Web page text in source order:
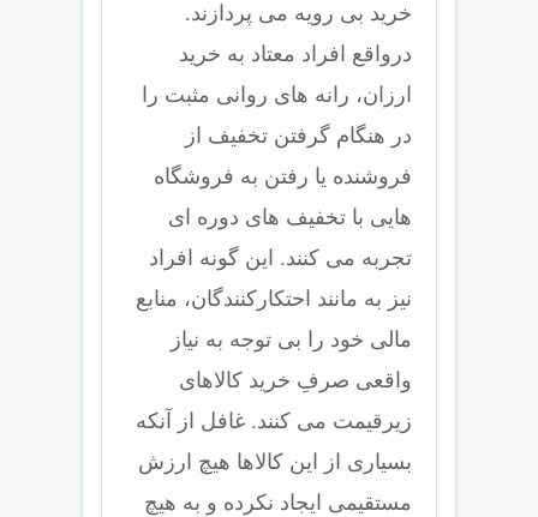
خرید بی رویه می پردازند.
درواقع افراد معتاد به خرید
ارزان، رانه های روانی مثبت را
در هنگام گرفتن تخفیف از
فروشنده یا رفتن به فروشگاه
هایی با تخفیف های دوره ای
تجربه می کنند. این گونه افراد
نیز به مانند احتکارکنندگان، منابع
مالی خود را بی توجه به نیاز
واقعی صرفِ خرید کالاهای
زیرقیمت می کنند. غافل از آنکه
بسیاری از این کالاها هیچ ارزش
مستقیمی ایجاد نکرده و به هیچ